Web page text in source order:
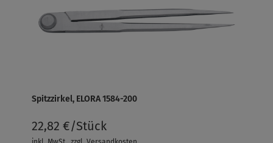
Spitzzirkel, ELORA 1584-200
22,82 €/Stück